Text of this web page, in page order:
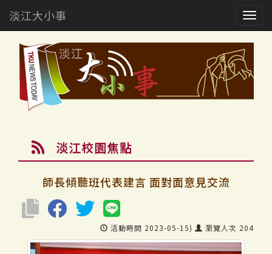
淡江大小事
淡江校園焦點
師長傾聽班代表建言 面對面意見交流
活動時間 2023-05-15) 瀏覽人次 204